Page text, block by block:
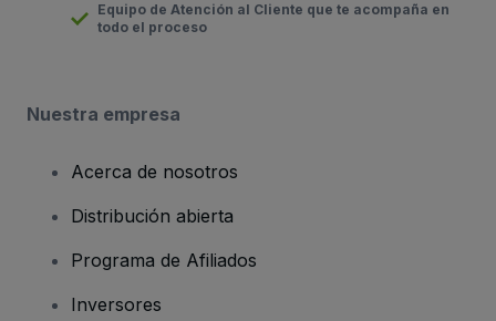
Equipo de Atención al Cliente que te acompaña en
todo el proceso
Nuestra empresa
Acerca de nosotros
Distribución abierta
Programa de Afiliados
Inversores